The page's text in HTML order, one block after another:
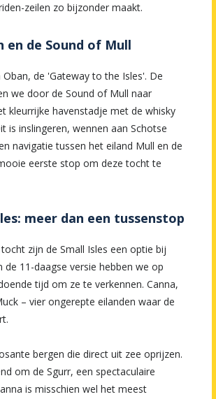
zeilen zo bijzonder maakt.
en de Sound of Mull
Oban, de 'Gateway to the Isles'. De
we door de Sound of Mull naar
kleurrijke havenstadje met de whisky
is inslingeren, wennen aan Schotse
navigatie tussen het eiland Mull en de
eerste stop om deze tocht te
meer dan een tussenstop
zijn de Small Isles een optie bij
de 11-daagse versie hebben we op
tijd om ze te verkennen. Canna,
– vier ongerepte eilanden waar de
bergen die direct uit zee oprijzen.
om de Sgurr, een spectaculaire
is misschien wel het meest